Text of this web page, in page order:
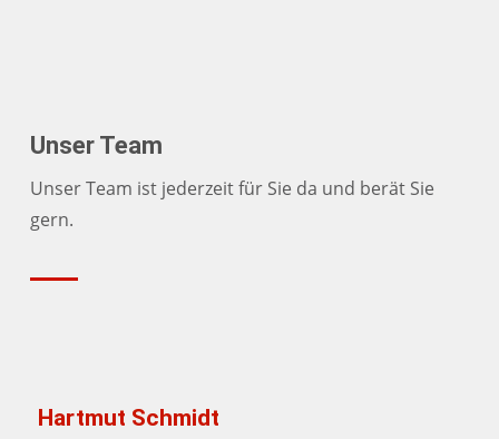
Unser Team
Unser Team ist jederzeit für Sie da und berät Sie
gern.
Hartmut Schmidt